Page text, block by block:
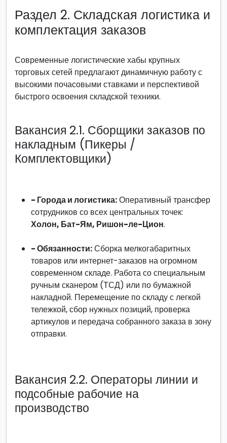
Раздел 2. Складская логистика и
комплектация заказов
Современные логистические хабы крупных
торговых сетей предлагают динамичную работу с
высокими почасовыми ставками и перспективой
быстрого освоения складской техники.
Вакансия 2.1. Сборщики заказов по
накладным (Пикеры /
Комплектовщики)
- Города и логистика:Оперативный трансфер
сотрудников со всех центральных точек:
Холон, Бат-Ям, Ришон-ле-Цион.
- Обязанности:Сборка мелкогабаритных
товаров или интернет-заказов на огромном
современном складе. Работа со специальным
ручным сканером (ТСД) или по бумажной
накладной. Перемещение по складу с легкой
тележкой, сбор нужных позиций, проверка
артикулов и передача собранного заказа в зону
отправки.
Вакансия 2.2. Операторы линии и
подсобные рабочие на
производство